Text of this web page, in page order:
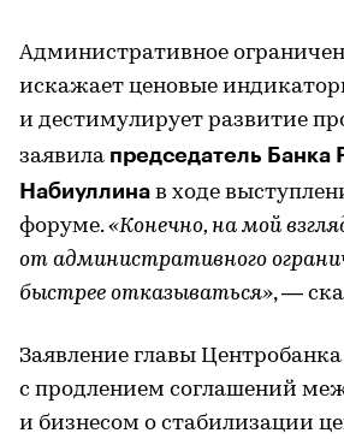
Административное
искажает ценовые
и дестимулирует развитие
заявила председатель Банка
Набиуллина в ходе
форуме.«Конечно, на мой
от административного
быстрее отказываться», —
Заявление главы
с продлением соглашений
и бизнесом о стабилизации